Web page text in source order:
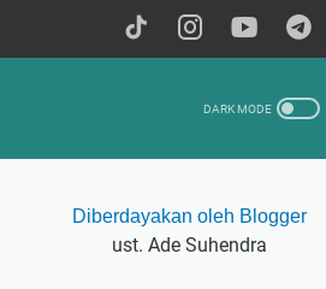
Diberdayakan oleh Blogger
ust. Ade Suhendra